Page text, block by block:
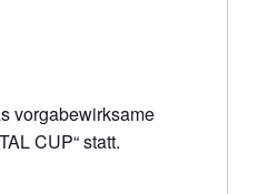
vorgabewirksame
CUP“ statt.